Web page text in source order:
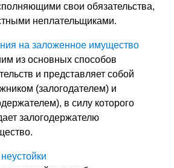
свои обязательства,
неплательщиками.
на заложенное имущество
из основных способов
и представляет собой
(залогодателем) и
в силу которого
залогодержателю